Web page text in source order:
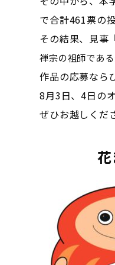
で合計461票の
その結果、見事
禅宗の祖師であ
作品の応募なら
8月3日、4日の
ぜひお越しくだ